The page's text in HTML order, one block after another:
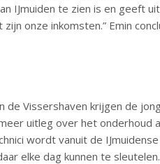
IJmuiden te zien is en geeft
onze inkomsten.” Emin
Vissershaven krijgen de
uitleg over het onderhoud
wordt vanuit de
elke dag kunnen te